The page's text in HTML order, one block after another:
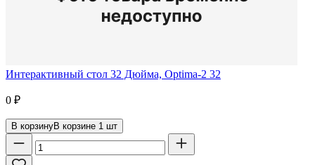
Интерактивный стол 32 Дюйма, Optima-2 32
0 ₽
В корзинуВ корзине 1 шт